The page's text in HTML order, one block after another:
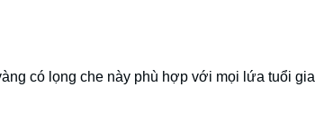
có lọng che này phù hợp với mọi lứa tuổi gia